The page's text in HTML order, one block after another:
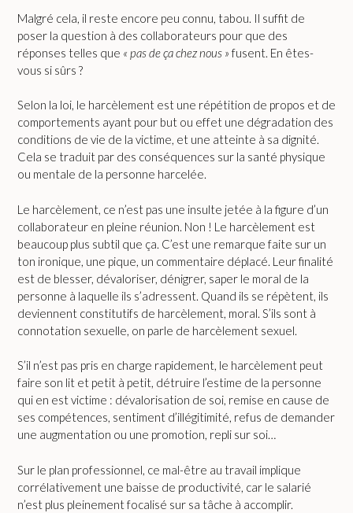
Malgré cela, il reste encore peu connu, tabou. Il suffit de
poser la question à des collaborateurs pour que des
réponses telles que « pas de ça chez nous » fusent. En êtes-
vous si sûrs ?
Selon la loi, le harcèlement est une répétition de propos et de
comportements ayant pour but ou effet une dégradation des
conditions de vie de la victime, et une atteinte à sa dignité.
Cela se traduit par des conséquences sur la santé physique
ou mentale de la personne harcelée.
Le harcèlement, ce n’est pas une insulte jetée à la figure d’un
collaborateur en pleine réunion. Non ! Le harcèlement est
beaucoup plus subtil que ça. C’est une remarque faite sur un
ton ironique, une pique, un commentaire déplacé. Leur finalité
est de blesser, dévaloriser, dénigrer, saper le moral de la
personne à laquelle ils s’adressent. Quand ils se répètent, ils
deviennent constitutifs de harcèlement, moral. S’ils sont à
connotation sexuelle, on parle de harcèlement sexuel.
S’il n’est pas pris en charge rapidement, le harcèlement peut
faire son lit et petit à petit, détruire l’estime de la personne
qui en est victime : dévalorisation de soi, remise en cause de
ses compétences, sentiment d’illégitimité, refus de demander
une augmentation ou une promotion, repli sur soi…
Sur le plan professionnel, ce mal-être au travail implique
corrélativement une baisse de productivité, car le salarié
n’est plus pleinement focalisé sur sa tâche à accomplir.